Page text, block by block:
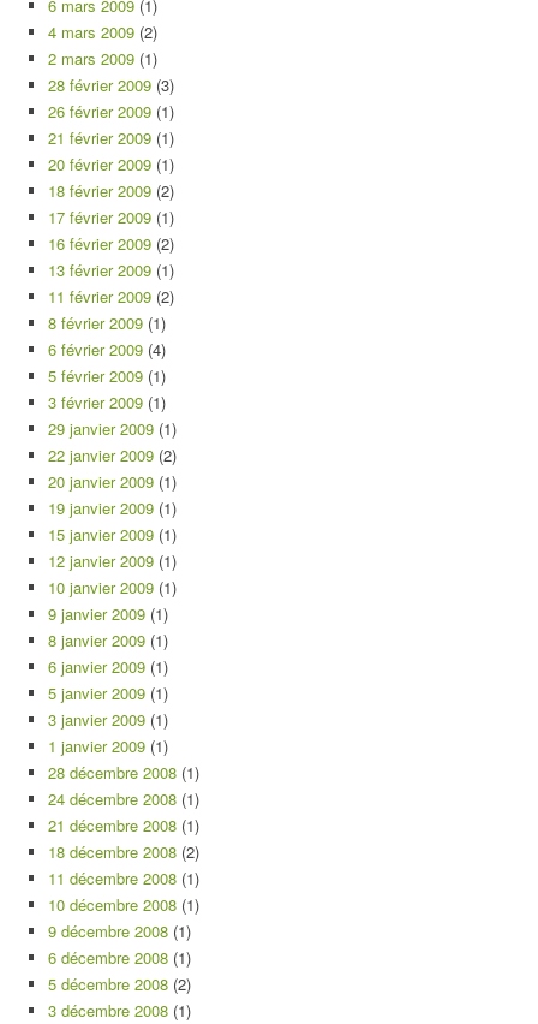
6 mars 2009 (1)
4 mars 2009 (2)
2 mars 2009 (1)
28 février 2009 (3)
26 février 2009 (1)
21 février 2009 (1)
20 février 2009 (1)
18 février 2009 (2)
17 février 2009 (1)
16 février 2009 (2)
13 février 2009 (1)
11 février 2009 (2)
8 février 2009 (1)
6 février 2009 (4)
5 février 2009 (1)
3 février 2009 (1)
29 janvier 2009 (1)
22 janvier 2009 (2)
20 janvier 2009 (1)
19 janvier 2009 (1)
15 janvier 2009 (1)
12 janvier 2009 (1)
10 janvier 2009 (1)
9 janvier 2009 (1)
8 janvier 2009 (1)
6 janvier 2009 (1)
5 janvier 2009 (1)
3 janvier 2009 (1)
1 janvier 2009 (1)
28 décembre 2008 (1)
24 décembre 2008 (1)
21 décembre 2008 (1)
18 décembre 2008 (2)
11 décembre 2008 (1)
10 décembre 2008 (1)
9 décembre 2008 (1)
6 décembre 2008 (1)
5 décembre 2008 (2)
3 décembre 2008 (1)